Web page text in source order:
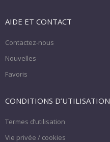
AIDE ET CONTACT
Contactez-nous
Nouvelles
Favoris
CONDITIONS D’UTILISATION
Termes d’utilisation
Vie privée / cookies